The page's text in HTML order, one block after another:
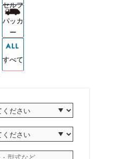
セルフ
パッカ
ー
すべて